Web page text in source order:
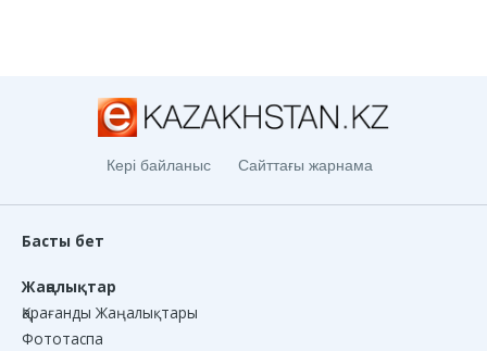
Кері байланыс Сайттағы жарнама
Басты бет
Жаңалықтар
Қарағанды Жаңалықтары
Фототаспа